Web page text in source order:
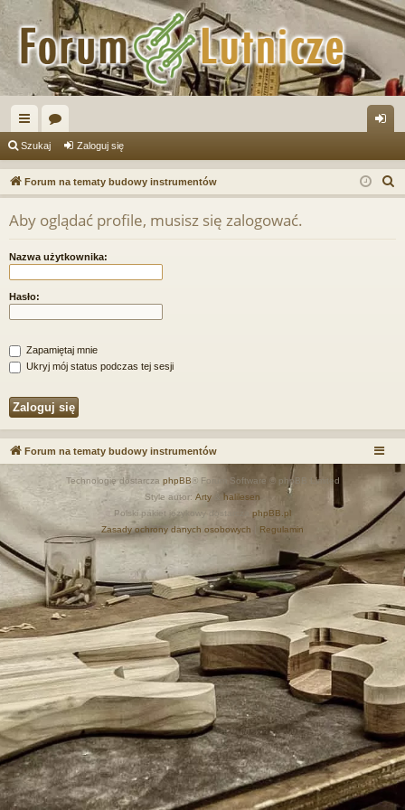
ię
ce
j
…
or
a og
uj
Szukaj Zaloguj się
Forum na tematy budowy instrumentów
z
Aby oglądać profile, musisz się zalogować.
Nazwa użytkownika:
Hasło:
Zapamiętaj mnie
Ukryj mój status podczas tej sesji
Forum na tematy budowy instrumentów
Technologię dostarcza phpBB® Forum Software © phpBB Limited
Style autor: Arty
halilesen
Polski pakiet językowy dostarcza phpBB.pl
Zasady ochrony danych osobowych
Regulamin